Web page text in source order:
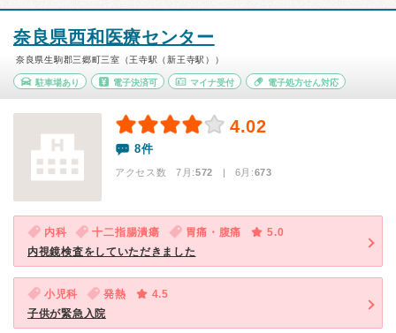
奈良県西和医療センター
奈良県生駒郡三郷町三室（王寺駅（新王寺駅））
駐車場あり 電子決済可 マイナ受付 電子処方せん対応
4.02
8件
アクセス数 7月:572 | 6月:673
内科 十二指腸潰瘍 胃痛・腹痛
5.0
内視鏡検査をしていただきました
小児科 発熱
4.5
子供が緊急入院